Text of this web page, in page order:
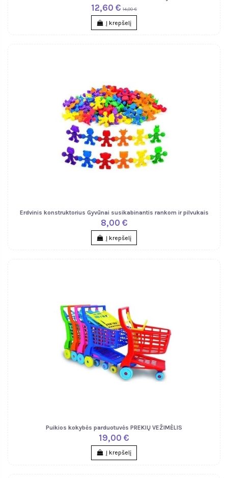
12,60 € 14,00 €
Į krepšelį
Erdvinis konstruktorius Gyvūnai susikabinantis rankom ir pilvukais
8,00 €
Į krepšelį
Puikios kokybės parduotuvės PREKIŲ VEŽIMĖLIS
19,00 €
Į krepšelį